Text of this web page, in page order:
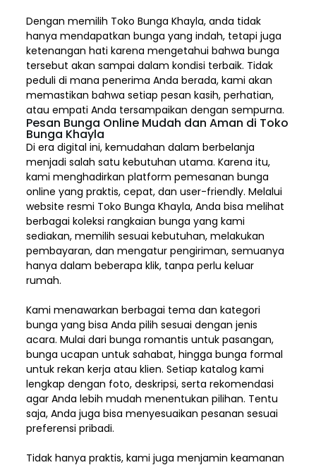
Dengan memilih Toko Bunga Khayla, anda tidak
hanya mendapatkan bunga yang indah, tetapi juga
ketenangan hati karena mengetahui bahwa bunga
tersebut akan sampai dalam kondisi terbaik. Tidak
peduli di mana penerima Anda berada, kami akan
memastikan bahwa setiap pesan kasih, perhatian,
atau empati Anda tersampaikan dengan sempurna.
Pesan Bunga Online Mudah dan Aman di Toko
Bunga Khayla
Di era digital ini, kemudahan dalam berbelanja
menjadi salah satu kebutuhan utama. Karena itu,
kami menghadirkan platform pemesanan bunga
online yang praktis, cepat, dan user-friendly. Melalui
website resmi Toko Bunga Khayla, Anda bisa melihat
berbagai koleksi rangkaian bunga yang kami
sediakan, memilih sesuai kebutuhan, melakukan
pembayaran, dan mengatur pengiriman,semuanya
hanya dalam beberapa klik, tanpa perlu keluar
rumah.
Kami menawarkan berbagai tema dan kategori
bunga yang bisa Anda pilih sesuai dengan jenis
acara. Mulai dari bunga romantis untuk pasangan,
bunga ucapan untuk sahabat, hingga bunga formal
untuk rekan kerja atau klien. Setiap katalog kami
lengkap dengan foto, deskripsi, serta rekomendasi
agar Anda lebih mudah menentukan pilihan. Tentu
saja, Anda juga bisa menyesuaikan pesanan sesuai
preferensi pribadi.
Tidak hanya praktis, kami juga menjamin keamanan